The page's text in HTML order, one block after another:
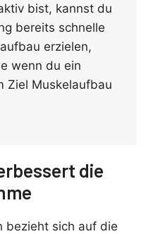
bist, kannst du
bereits schnelle
erzielen,
wenn du ein
Ziel Muskelaufbau
die
bezieht sich auf die